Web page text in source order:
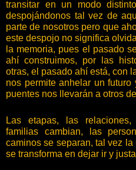
transitar en un modo
despojándonos tal vez de
parte de nosotros pero que
este despojo no significa
la memoria, pues el pasado
ahí construimos, por las
otras, el pasado ahí está, con
nos permite anhelar un
puentes nos llevarán a otros
Las etapas, las
familias cambian, las
caminos se separan, tal vez
se transforma en dejar ir y